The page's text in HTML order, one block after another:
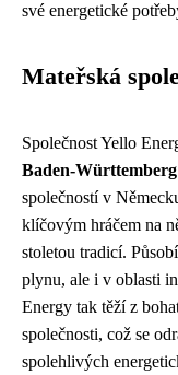
své energetické
Mateřská
Společnost Yello
Baden-
společností v
klíčovým hráčem na
stoletou tradicí.
plynu, ale i v oblasti
Energy tak těží z
společnosti, což se
spolehlivých